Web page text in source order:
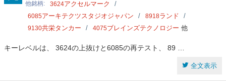
他銘柄
3624アクセルマーク
6085アーキテクツスタジオジャパン 8918ランド
9130共栄タンカー 4075ブレインズテクノロジー 他
キーレベルは、 3624の上抜けと6085の再テスト、 89 …
全文表示